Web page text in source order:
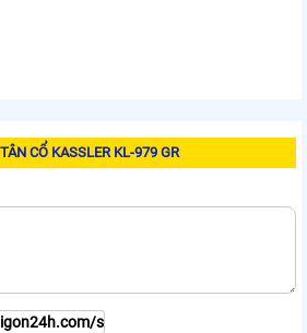
CỔ KASSLER KL-979 GR